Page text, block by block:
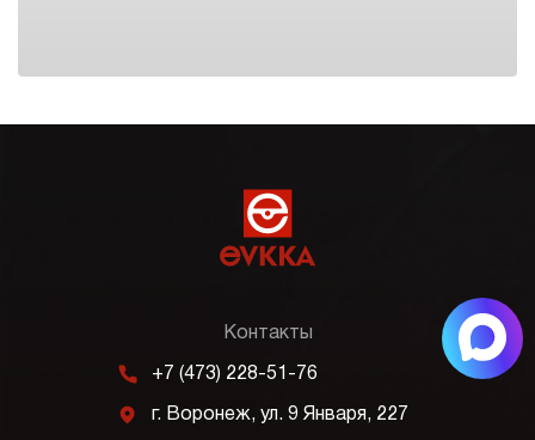
Контакты
m +7 (473) 228-51-76
j г. Воронеж, ул. 9 Января, 227